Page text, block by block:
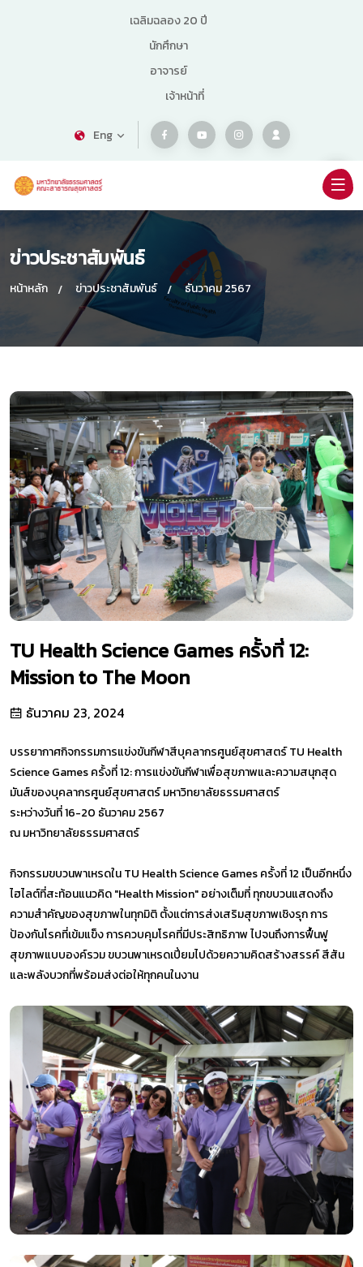
เฉลิมฉลอง 20 ปี
นักศึกษา
อาจารย์
เจ้าหน้าที่
Eng
ข่าวประชาสัมพันธ์
หน้าหลัก ข่าวประชาสัมพันธ์ ธันวาคม 2567
TU Health Science Games ครั้งที่ 12:
Mission to The Moon
ธันวาคม 23, 2024
บรรยากาศกิจกรรมการแข่งขันกีฬาสีบุคลากรศูนย์สุขศาสตร์ TU Health
Science Games ครั้งที่ 12: การแข่งขันกีฬาเพื่อสุขภาพและความสนุกสุด
มันส์ของบุคลากรศูนย์สุขศาสตร์ มหาวิทยาลัยธรรมศาสตร์
ระหว่างวันที่ 16-20 ธันวาคม 2567
ณ มหาวิทยาลัยธรรมศาสตร์
กิจกรรมขบวนพาเหรดใน TU Health Science Games ครั้งที่ 12 เป็นอีกหนึ่ง
ไฮไลต์ที่สะท้อนแนวคิด "Health Mission" อย่างเต็มที่ ทุกขบวนแสดงถึง
ความสำคัญของสุขภาพในทุกมิติ ตั้งแต่การส่งเสริมสุขภาพเชิงรุก การ
ป้องกันโรคที่เข้มแข็ง การควบคุมโรคที่มีประสิทธิภาพ ไปจนถึงการฟื้นฟู
สุขภาพแบบองค์รวม ขบวนพาเหรดเปี่ยมไปด้วยความคิดสร้างสรรค์ สีสัน
และพลังบวกที่พร้อมส่งต่อให้ทุกคนในงาน